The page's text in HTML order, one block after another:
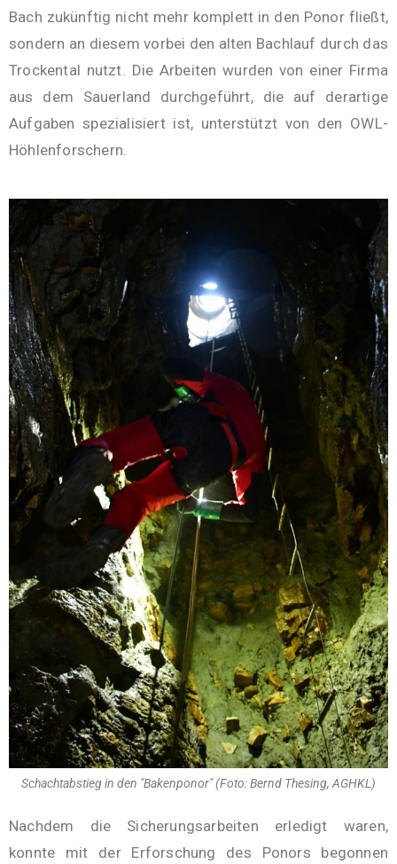
Bach zukünftig nicht mehr komplett in den Ponor fließt,
sondern an diesem vorbei den alten Bachlauf durch das
Trockental nutzt. Die Arbeiten wurden von einer Firma
aus dem Sauerland durchgeführt, die auf derartige
Aufgaben spezialisiert ist, unterstützt von den OWL-
Höhlenforschern.
Schachtabstieg in den "Bakenponor" (Foto: Bernd Thesing, AGHKL)
Nachdem die Sicherungsarbeiten erledigt waren,
konnte mit der Erforschung des Ponors begonnen